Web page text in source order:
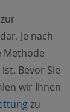
Je nach
Methode
Bevor Sie
wir Ihnen
zu